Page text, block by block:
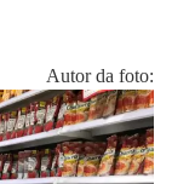
Autor da foto: